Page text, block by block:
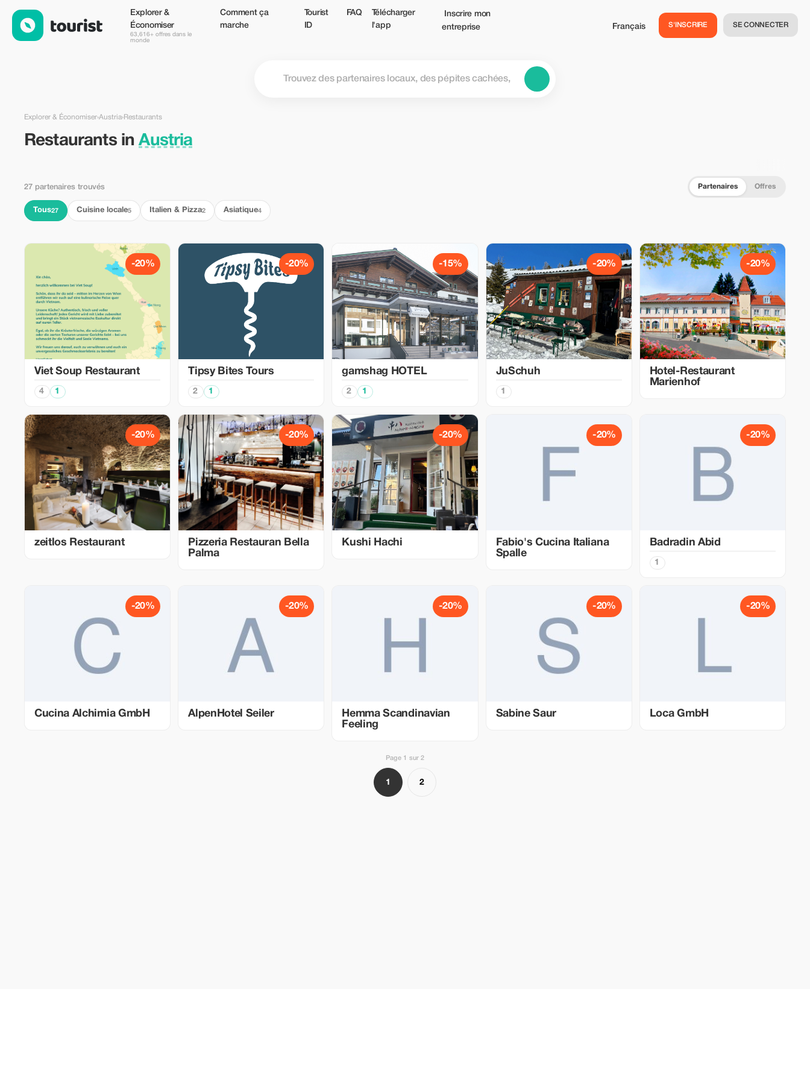
Explorer &
Économiser
63,616+ offres dans le
monde
Comment ça
marche
Tourist
ID
FAQ
Télécharger
l'app
Inscrire mon
entreprise
Français S'INSCRIRE SE CONNECTER
Explorer & Économiser›Austria›Restaurants
Restaurants inAustria
27 partenaires trouvés Partenaires Offres
Tous27 Cuisine locale5 Italien & Pizza2 Asiatique4
-20%
Viet Soup Restaurant
4 1
-20%
Tipsy Bites Tours
2 1
-15%
gamshag HOTEL
2 1
-20%
JuSchuh
1
-20%
Hotel-Restaurant
Marienhof
-20%
zeitlos Restaurant
-20%
Pizzeria Restauran Bella
Palma
-20%
Kushi Hachi
-20%
Fabio's Cucina Italiana
Spalle
-20%
Badradin Abid
1
-20%
Cucina Alchimia GmbH
-20%
AlpenHotel Seiler
-20%
Hemma Scandinavian
Feeling
-20%
Sabine Saur
-20%
Loca GmbH
Page 1 sur 2
1 2